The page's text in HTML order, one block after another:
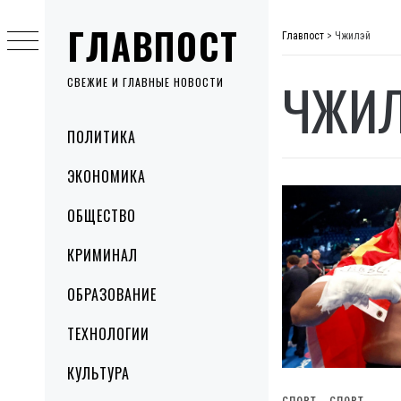
ГЛАВПОСТ
СВЕЖИЕ И ГЛАВНЫЕ НОВОСТИ
MenuПОЛИТИКА
ЭКОНОМИКА
ОБЩЕСТВО
КРИМИНАЛ
ОБРАЗОВАНИЕ
ТЕХНОЛОГИИ
КУЛЬТУРА
to
content
Главпост > Чжилэй